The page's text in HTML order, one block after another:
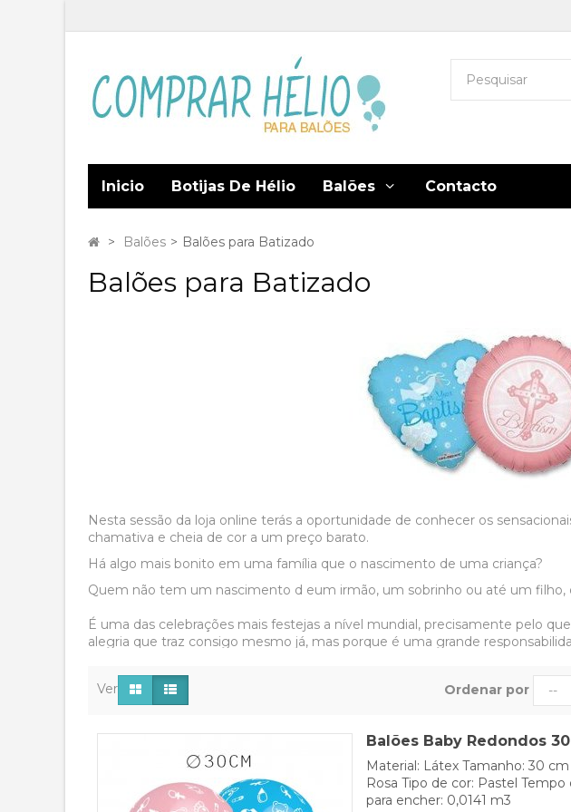
Inicio Botijas De Hélio Balões Contacto
> Balões > Balões para Batizado
Balões para Batizado
Nesta sessão da loja online terás a oportunidade de conhecer os
chamativa e cheia de cor a um preço barato.
Há algo mais bonito em uma família que o nascimento de uma criança?
Quem não tem um nascimento d eum irmão, um sobrinho ou até um filho,
É uma das celebrações mais festejas a nível mundial, precisamente pelo
alegria que traz consigo mesmo já, mas porque é uma grande
Como todos sabemos, o batizo é uma das festas cristãs mais importantes
Geralmente, é costume fazer depois do batismo uma festinha familiar ou
seja um restaurante, um local destinado para isso ou em casa.
Como em qualquer festa ou evento, há umas coisas que temos que ter
Ver Ordenar por
Balões Baby Redondos
Material: Látex Tamanho: 30
Rosa Tipo de cor: Pastel
para encher: 0,0141 m3